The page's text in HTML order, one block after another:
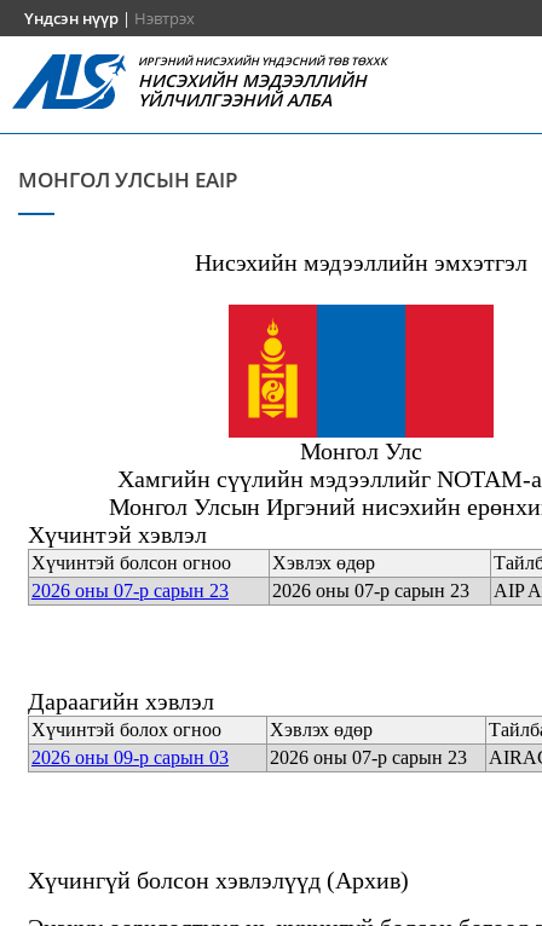
Үндсэн нүүр | Нэвтрэх
ИРГЭНИЙ НИСЭХИЙН ҮНДЭСНИЙ ТӨВ ТӨХХК
НИСЭХИЙН МЭДЭЭЛЛИЙН
ҮЙЛЧИЛГЭЭНИЙ АЛБА
МОНГОЛ УЛСЫН EAIP